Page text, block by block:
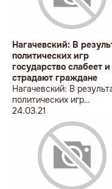
Нагачевский: В
политических игр
государство слабеет и
страдают граждане
Нагачевский: В
политических игр
государство слабеет и
страдают граждане
24.03.21